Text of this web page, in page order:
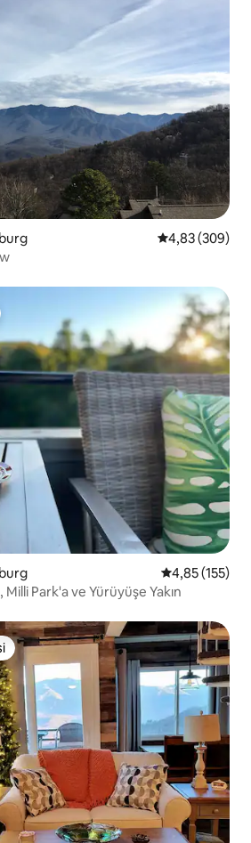
5 üzerinden
4,83 (309)
5 üzerinden
4,85 (155)
Park'a ve Yürüyüşe Yakın
en beğenilenler arasında